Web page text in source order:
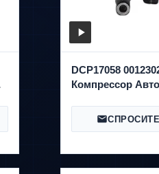
DCP17058
Компрессор
SS350/500/